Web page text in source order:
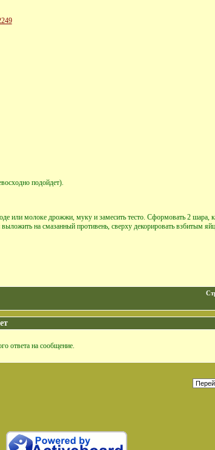
подойдет).
или молоке дрожжи, муку и замесить тесто. Сформовать 2 шара,
на смазанный противень, сверху декорировать взбитым
ответа на сообщение.